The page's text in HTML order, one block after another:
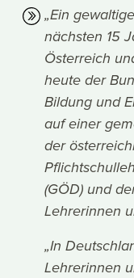
„Ein
nächsten 15
Österreich
heute der
Bildung und
auf einer
der
(GÖD) und
Lehrerinnen
„In
Lehrerinnen